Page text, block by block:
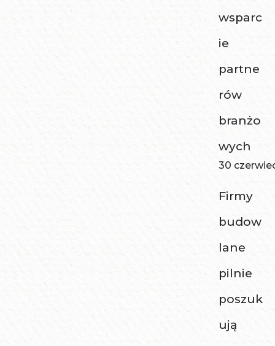
wsparc
ie
partne
rów
branżo
wych
30
Firmy
budow
lane
pilnie
poszuk
ują